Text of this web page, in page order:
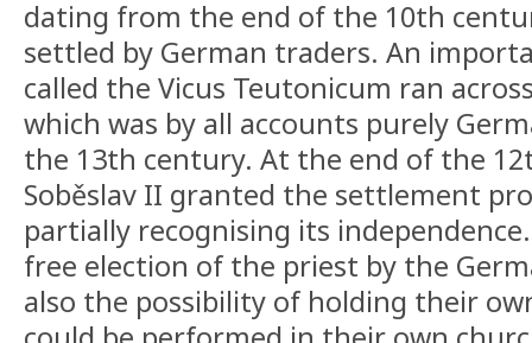
dating from the end of the 10th
settled by German traders. An
called the Vicus Teutonicum ran
which was by all accounts purely
the 13th century. At the end of the
Soběslav II granted the settlement
partially recognising its
free election of the priest by the
also the possibility of holding their